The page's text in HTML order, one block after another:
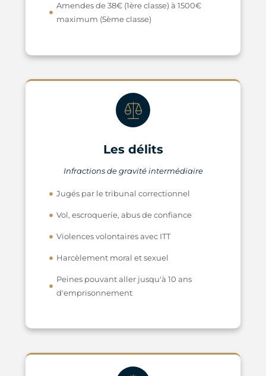
Amendes de 38€ (1ère classe) à 1500€
maximum (5ème classe)
Les délits
Infractions de gravité intermédiaire
Jugés par le tribunal correctionnel
Vol, escroquerie, abus de confiance
Violences volontaires avec ITT
Harcèlement moral et sexuel
Peines pouvant aller jusqu'à 10 ans
d'emprisonnement